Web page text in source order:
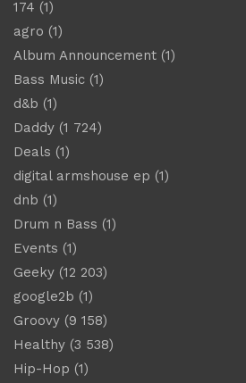
174 (1)
agro (1)
Album Announcement (1)
Bass Music (1)
d&b (1)
Daddy (1 724)
Deals (1)
digital armshouse ep (1)
dnb (1)
Drum n Bass (1)
Events (1)
Geeky (12 203)
google2b (1)
Groovy (9 158)
Healthy (3 538)
Hip-Hop (1)